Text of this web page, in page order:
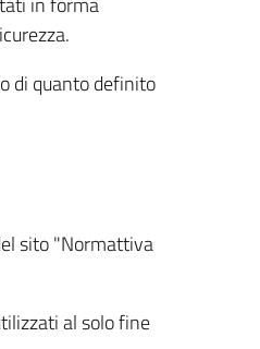
di quanto definito
sito "Normattiva
al solo fine